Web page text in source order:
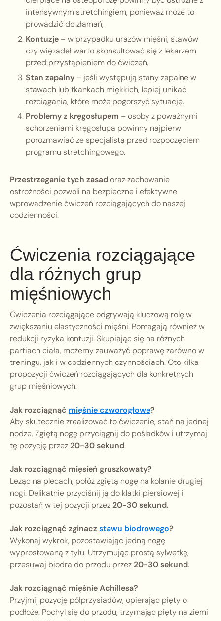
intensywnym stretchingiem, ponieważ może to
prowadzić do złamań,
Kontuzje– w przypadku urazów mięśni, stawów
czy więzadeł warto skonsultować się z lekarzem
przed przystąpieniem do ćwiczeń,
Stan zapalny– jeśli występują stany zapalne w
stawach lub tkankach miękkich, lepiej unikać
rozciągania, które może pogorszyć sytuację,
Problemy z kręgosłupem – osoby z poważnymi
schorzeniami kręgosłupa powinny najpierw
porozmawiać ze specjalistą przed rozpoczęciem
programu stretchingowego.
Przestrzeganie tych zasadoraz zachowanie
ostrożności pozwoli na bezpieczne i efektywne
wprowadzenie ćwiczeń rozciągających do naszej
codzienności.
Ćwiczenia rozciągające
dla różnych grup
mięśniowych
Ćwiczenia rozciągające odgrywają kluczową rolę w
zwiększaniu elastyczności mięśni. Pomagają również w
redukcji ryzyka kontuzji. Skupiając się na różnych
partiach ciała, możemy zauważyć poprawę zarówno w
treningu, jak i w codziennych czynnościach. Oto kilka
propozycji ćwiczeń rozciągających dla konkretnych
grup mięśniowych.
Jak rozciągnąć mięśnie czworogłowe?
Aby skutecznie zrealizować to ćwiczenie, stań na jednej
nodze. Zgiętą nogę przyciągnij do pośladków i utrzymaj
tę pozycję przez20-30 sekund.
Jak rozciągnąć mięsień gruszkowaty?
Leżąc na plecach, połóż zgiętą nogę na kolanie drugiej
nogi. Delikatnie przyciśnij ją do klatki piersiowej i
pozostań w tej pozycji przez20-30 sekund.
Jak rozciągnąć zginacz stawu biodrowego?
Wykonaj wykrok, pozostawiając jedną nogę
wyprostowaną z tyłu. Utrzymując prostą sylwetkę,
przesuwaj biodra do przodu przez20-30 sekund.
Jak rozciągnąć mięśnie Achillesa?
Przyjmij pozycję półprzysiadów, opierając pięty o
podłoże. Pochyl się do przodu, trzymając pięty na ziemi